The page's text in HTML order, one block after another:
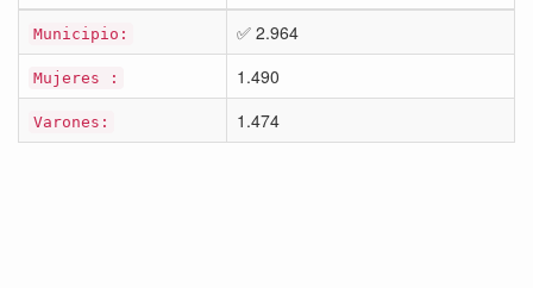
Municipio: ✅ 2.964
Mujeres : 1.490
Varones: 1.474